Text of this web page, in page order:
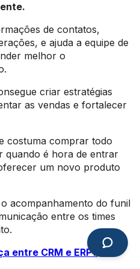
de contatos,
e ajuda a equipe de
melhor o
criar estratégias
as vendas e fortalecer
costuma comprar todo
quando é hora de entrar
um novo produto
acompanhamento do funil
entre os times
entre CRM e ERP?